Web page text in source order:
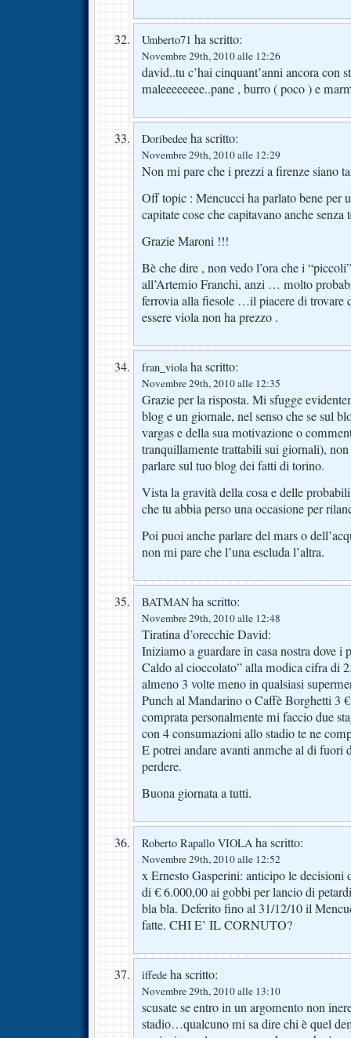
Umberto71 ha scritto:
Novembre 29th, 2010 alle 12:26
david..tu c’hai cinquant’anni ancora con
maleeeeeeee..pane , burro ( poco ) e
Doribedee ha scritto:
Novembre 29th, 2010 alle 12:29
Non mi pare che i prezzi a firenze siano
Off topic : Mencucci ha parlato bene per
capitate cose che capitavano anche senza
Grazie Maroni !!!
Bè che dire , non vedo l’ora che i
all’Artemio Franchi, anzi … molto
ferrovia alla fiesole …il piacere di trovare
essere viola non ha prezzo .
fran_violaha scritto:
Novembre 29th, 2010 alle 12:35
Grazie per la risposta. Mi sfugge
blog e un giornale, nel senso che se sul
vargas e della sua motivazione o
tranquillamente trattabili sui giornali), non
parlare sul tuo blog dei fatti di torino.
Vista la gravità della cosa e delle
che tu abbia perso una occasione per
Poi puoi anche parlare del mars o
non mi pare che l’una escluda l’altra.
BATMAN ha scritto:
Novembre 29th, 2010 alle 12:48
Tiratina d’orecchie David:
Iniziamo a guardare in casa nostra dove i
Caldo al cioccolato” alla modica cifra di
almeno 3 volte meno in qualsiasi
Punch al Mandarino o Caffè Borghetti 3
comprata personalmente mi faccio due
con 4 consumazioni allo stadio te ne
E potrei andare avanti anmche al di fuori
perdere.
Buona giornata a tutti.
Roberto Rapallo VIOLA ha scritto:
Novembre 29th, 2010 alle 12:52
x Ernesto Gasperini: anticipo le decisioni
di € 6.000,00 ai gobbi per lancio di
bla bla. Deferito fino al 31/12/10 il
fatte. CHI E’ IL CORNUTO?
iffede ha scritto:
Novembre 29th, 2010 alle 13:10
scusate se entro in un argomento non
stadio…qualcuno mi sa dire chi è quel